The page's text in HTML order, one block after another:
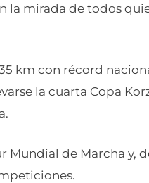
la mirada de todos
km con récord
la cuarta Copa
Mundial de Marcha y,